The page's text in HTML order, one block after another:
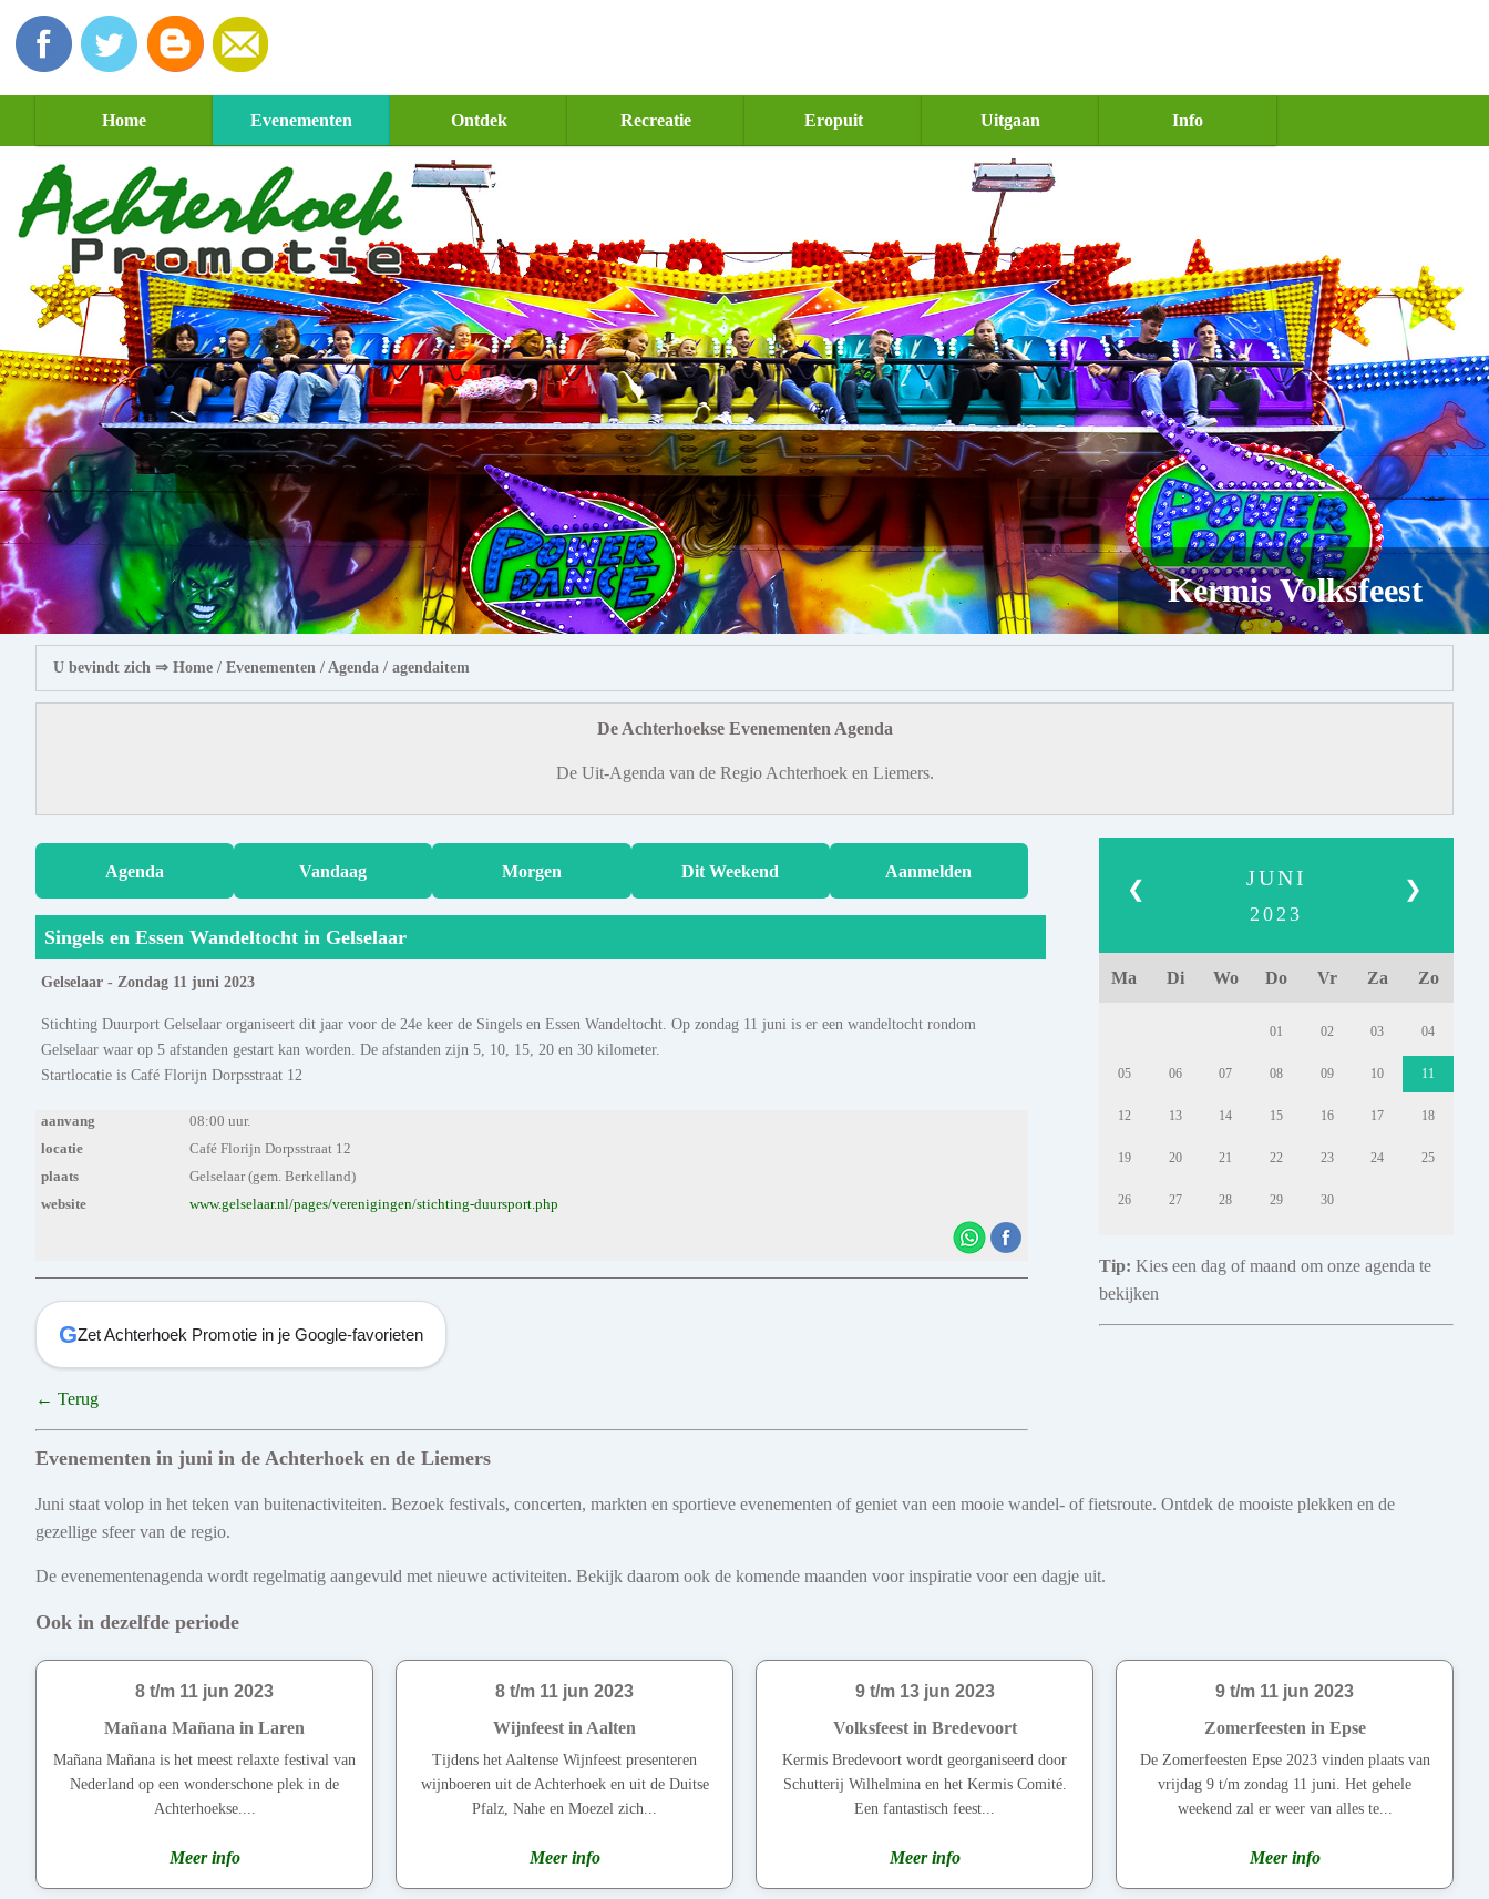
Home Evenementen Ontdek Recreatie Eropuit Uitgaan Info
Kermis Volksfeest
U bevindt zich ⇒ Home / Evenementen / Agenda / agendaitem
De Achterhoekse Evenementen Agenda
De Uit-Agenda van de Regio Achterhoek en Liemers.
Agenda Vandaag Morgen Dit Weekend Aanmelden
Singels en Essen Wandeltocht in Gelselaar
Gelselaar - Zondag 11 juni 2023
Stichting Duurport Gelselaar organiseert dit jaar voor de 24e keer de Singels en Essen Wandeltocht. Op zondag 11 juni is er een wandeltocht rondom
Gelselaar waar op 5 afstanden gestart kan worden. De afstanden zijn 5, 10, 15, 20 en 30 kilometer.
Startlocatie is Café Florijn Dorpsstraat 12
aanvang
08:00 uur.
locatie
Café Florijn Dorpsstraat 12
plaats
Gelselaar (gem. Berkelland)
website
www.gelselaar.nl/pages/verenigingen/stichting-duursport.php
GZet Achterhoek Promotie in je Google-favorieten
← Terug
❮ ❯
JUNI
2023
Ma Di Wo Do Vr Za Zo
01 02 03 04
05 06 07 08 09 10 11
12 13 14 15 16 17 18
19 20 21 22 23 24 25
26 27 28 29 30
Tip: Kies een dag of maand om onze agenda te
bekijken
Evenementen in juni in de Achterhoek en de Liemers
Juni staat volop in het teken van buitenactiviteiten. Bezoek festivals, concerten, markten en sportieve evenementen of geniet van een mooie wandel- of fietsroute. Ontdek de mooiste plekken en de
gezellige sfeer van de regio.
De evenementenagenda wordt regelmatig aangevuld met nieuwe activiteiten. Bekijk daarom ook de komende maanden voor inspiratie voor een dagje uit.
Ook in dezelfde periode
8 t/m 11 jun 2023
Mañana Mañana in Laren
Mañana Mañana is het meest relaxte festival van
Nederland op een wonderschone plek in de
Achterhoekse....
Meer info
8 t/m 11 jun 2023
Wijnfeest in Aalten
Tijdens het Aaltense Wijnfeest presenteren
wijnboeren uit de Achterhoek en uit de Duitse
Pfalz, Nahe en Moezel zich...
Meer info
9 t/m 13 jun 2023
Volksfeest in Bredevoort
Kermis Bredevoort wordt georganiseerd door
Schutterij Wilhelmina en het Kermis Comité.
Een fantastisch feest...
Meer info
9 t/m 11 jun 2023
Zomerfeesten in Epse
De Zomerfeesten Epse 2023 vinden plaats van
vrijdag 9 t/m zondag 11 juni. Het gehele
weekend zal er weer van alles te...
Meer info